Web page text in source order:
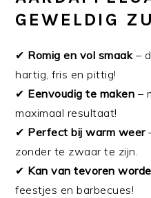
GEWELDIG
✔ Romig en vol smaak–
hartig, fris en pittig!
✔ Eenvoudig te maken –
maximaal resultaat!
✔ Perfect bij warm weer
zonder te zwaar te zijn.
✔ Kan van tevoren
feestjes en barbecues!